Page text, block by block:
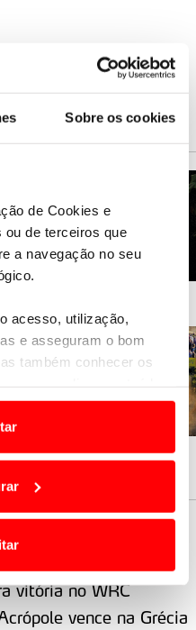
Sobre os cookies
de Cookies e
de terceiros que
a navegação no seu
acesso, utilização,
e asseguram o bom
também conhecer os
produtos e/ou serviços.
tecnologias
preferências e limitando
a navegação no
para lhe proporcionar
bem como para
consecutiva no WRC
vitória no WRC
vence na Grécia